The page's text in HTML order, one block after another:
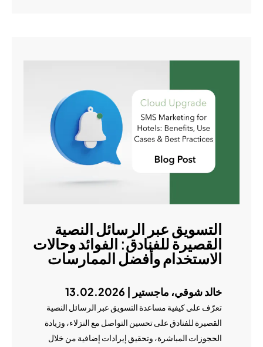
التسويق عبر الرسائل النصية
القصيرة للفنادق: الفوائد وحالات
الاستخدام وأفضل الممارسات
خالد شوقي، ماجستير | 13.02.2026
تعرّف على كيفية مساعدة التسويق عبر الرسائل النصية
القصيرة للفنادق على تحسين التواصل مع النزلاء، وزيادة
الحجوزات المباشرة، وتحقيق إيرادات إضافية من خلال